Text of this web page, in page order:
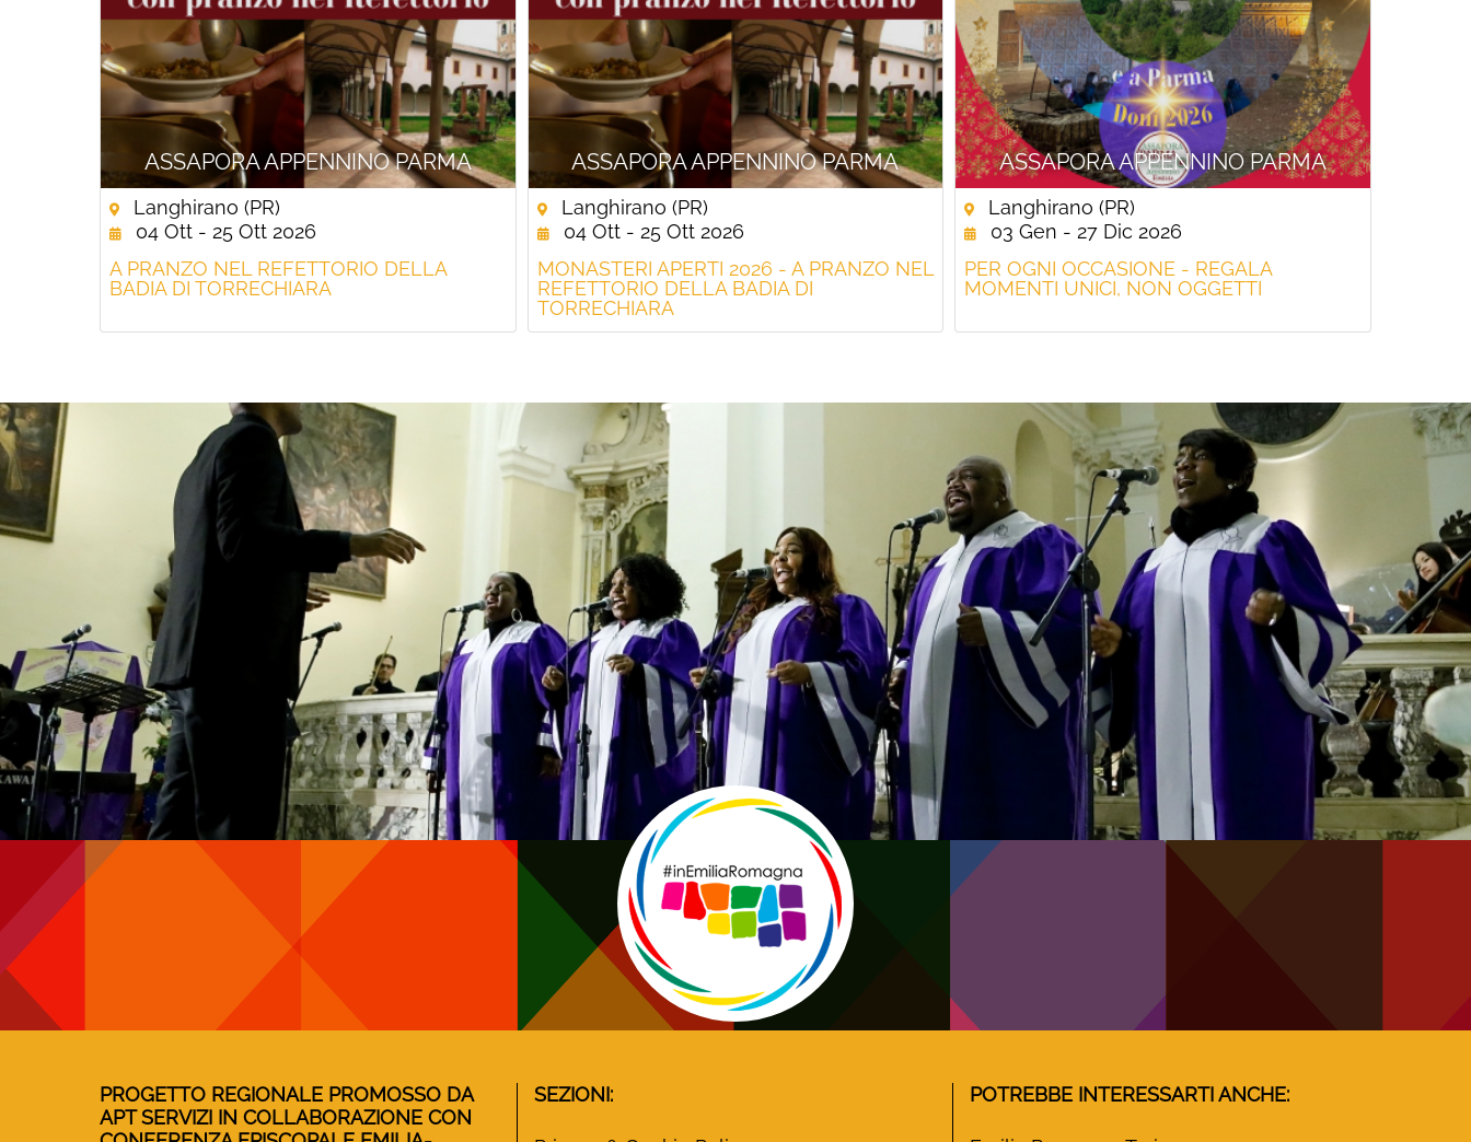
ASSAPORA APPENNINO PARMA
Langhirano (PR)
04 Ott - 25 Ott 2026
A PRANZO NEL REFETTORIO DELLA
BADIA DI TORRECHIARA
ASSAPORA APPENNINO PARMA
Langhirano (PR)
04 Ott - 25 Ott 2026
MONASTERI APERTI 2026 - A PRANZO NEL
REFETTORIO DELLA BADIA DI
TORRECHIARA
ASSAPORA APPENNINO PARMA
Langhirano (PR)
03 Gen - 27 Dic 2026
PER OGNI OCCASIONE - REGALA
MOMENTI UNICI, NON OGGETTI
PROGETTO REGIONALE PROMOSSO DA
APT SERVIZI IN COLLABORAZIONE CON
SEZIONI: POTREBBE INTERESSARTI ANCHE: